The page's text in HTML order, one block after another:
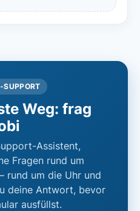
Weg: frag
Assistent,
Fragen rund um
rund um die Uhr und
deine Antwort, bevor
ausfüllst.